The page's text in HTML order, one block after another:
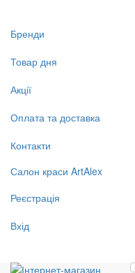
Бренди
Товар дня
Акції
Оплата та доставка
Контакти
Салон краси ArtAlex
Реєстрація
Вхід